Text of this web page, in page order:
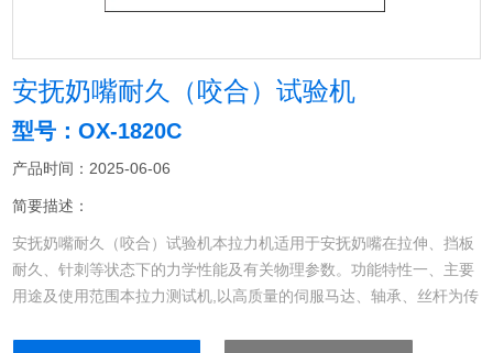
安抚奶嘴耐久（咬合）试验机
型号：OX-1820C
产品时间：2025-06-06
简要描述：
安抚奶嘴耐久（咬合）试验机本拉力机适用于安抚奶嘴在拉伸、挡板
耐久、针刺等状态下的力学性能及有关物理参数。功能特性一、主要
用途及使用范围​本拉力测试机,以高质量的伺服马达、轴承、丝杆为传